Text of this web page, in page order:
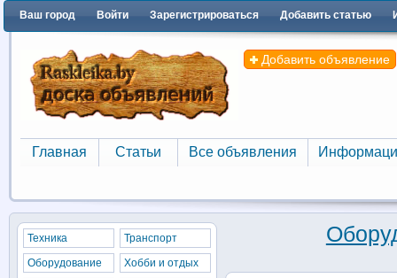
Ваш город Войти Зарегистрироваться Добавить статью
Добавить объявление
Главная
Главная
Статьи
Статьи
Все объявления
Все объявления
Техника
Транспорт
Оборудование
Хобби и отдых